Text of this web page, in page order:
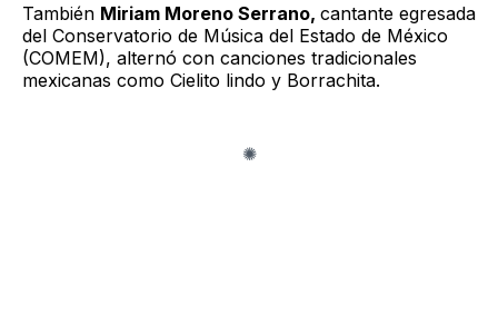
También Miriam Moreno Serrano, cantante egresada
del Conservatorio de Música del Estado de México
(COMEM), alternó con canciones tradicionales
mexicanas como Cielito lindo y Borrachita.